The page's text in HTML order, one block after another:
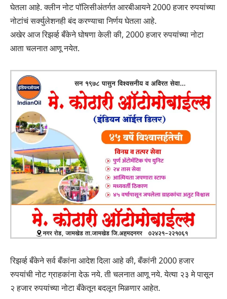
घेतला आहे. क्लीन नोट पॉलिसीअंतर्गत आरबीआयने 2000 हजार रुपयांच्या
नोटांचं सर्क्युलेशनही बंद करण्याचा निर्णय घेतला आहे.
अखेर आज रिझर्व्ह बँकेने घोषणा केली की, 2000 हजार रुपयांच्या नोटा
आता चलनात आणू नयेत.
रिझर्व्ह बँकेने सर्व बँकांना आदेश दिला आहे की, बँकांनी 2000 हजार
रुपयांची नोट ग्राहकांना देऊ नये. ती चलनात आणू नये. येत्या २३ मे पासून
२ हजार रुपयांच्या नोटा बँकेतून बदलून मिळणार आहेत.